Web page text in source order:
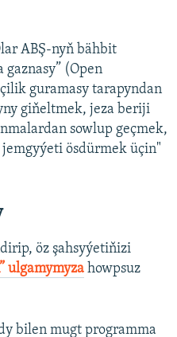
ABŞ-nyň bähbit
gaznasy” (Open
guramasy tarapyndan
giňeltmek, jeza beriji
sowlup geçmek,
ösdürmek üçin"
öz şahsyýetiňizi
ulgamymyza howpsuz
bilen mugt programma